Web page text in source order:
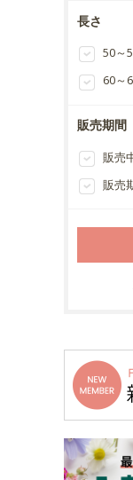
長さ
50～
60～
販売期間
販売
販売